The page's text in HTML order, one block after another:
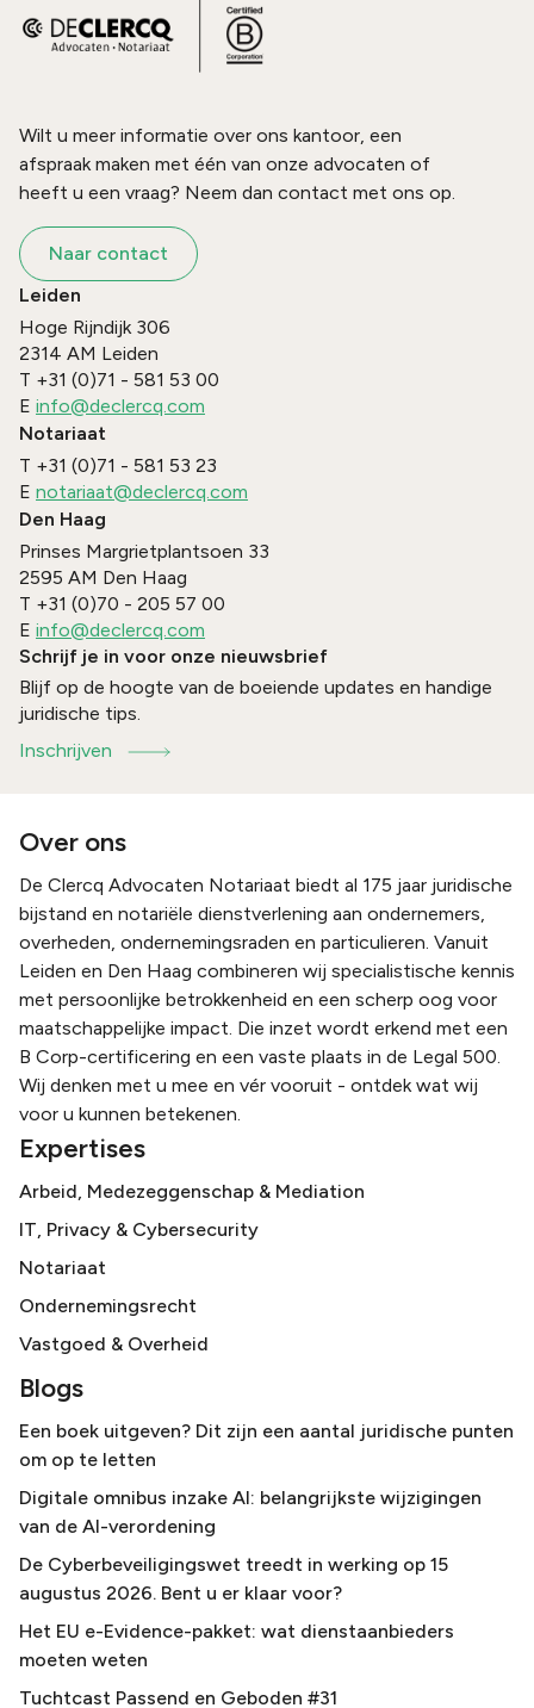
Wilt u meer informatie over ons kantoor, een
afspraak maken met één van onze advocaten of
heeft u een vraag? Neem dan contact met ons op.
Naar contact
Leiden
Hoge Rijndijk 306
2314 AM Leiden
T +31 (0)71 - 581 53 00
E info@declercq.com
Notariaat
T +31 (0)71 - 581 53 23
E notariaat@declercq.com
Den Haag
Prinses Margrietplantsoen 33
2595 AM Den Haag
T +31 (0)70 - 205 57 00
E info@declercq.com
Schrijf je in voor onze nieuwsbrief
Blijf op de hoogte van de boeiende updates en handige
juridische tips.
Inschrijven
Over ons
De Clercq Advocaten Notariaat biedt al 175 jaar juridische
bijstand en notariële dienstverlening aan ondernemers,
overheden, ondernemingsraden en particulieren. Vanuit
Leiden en Den Haag combineren wij specialistische kennis
met persoonlijke betrokkenheid en een scherp oog voor
maatschappelijke impact. Die inzet wordt erkend met een
B Corp-certificering en een vaste plaats in de Legal 500.
Wij denken met u mee en vér vooruit - ontdek wat wij
voor u kunnen betekenen.
Expertises
Arbeid, Medezeggenschap & Mediation
IT, Privacy & Cybersecurity
Notariaat
Ondernemingsrecht
Vastgoed & Overheid
Blogs
Een boek uitgeven? Dit zijn een aantal juridische punten
om op te letten
Digitale omnibus inzake AI: belangrijkste wijzigingen
van de AI-verordening
De Cyberbeveiligingswet treedt in werking op 15
augustus 2026. Bent u er klaar voor?
Het EU e-Evidence-pakket: wat dienstaanbieders
moeten weten
Tuchtcast Passend en Geboden #31